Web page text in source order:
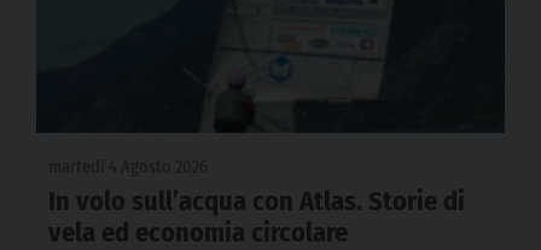
In volo sull’acqua con Atlas. Storie di
vela ed economia circolare